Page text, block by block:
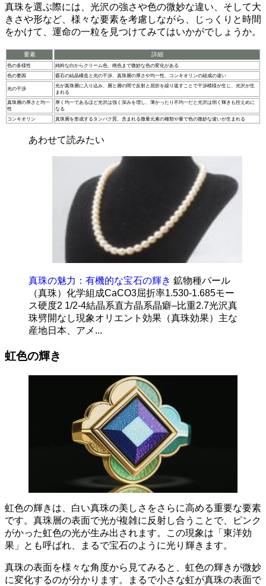
真珠を選ぶ際には、光沢の強さや色の微妙な違い、そして大
きさや形など、様々な要素を考慮しながら、じっくりと時間
をかけて、運命の一粒を見つけてみてはいかがでしょうか。
要素 詳細
色の多様性
純粋な白からクリーム色、桃色まで微妙な色の変化がある
色の要因
霰石の結晶構造と光の干渉、真珠層の厚さや均一性、コンキオリンの組成の違い
光の干渉
光が真珠層に入り込み、層と層の間で反射と屈折を繰り返すことで干渉模様が生じ、光沢が生
まれる
真珠層の厚さと均一
性
厚く均一であるほど光沢は強く深みを増し、薄かったり不均一だと光沢は弱く輝きも控えめに
なる
コンキオリン
真珠層を形成するタンパク質。含まれる微量元素の種類や量で色の微妙な違いが生まれる
あわせて読みたい
真珠の魅力：有機的な宝石の輝き 鉱物種パール
（真珠）化学組成CaCO3屈折率1.530-1.685モー
ス硬度2 1/2-4結晶系直方晶系晶癖–比重2.7光沢真
珠劈開なし現象オリエント効果（真珠効果）主な
産地日本、アメ...
虹色の輝き
虹色の輝きは、白い真珠の美しさをさらに高める重要な要素
です。 真珠層の表面で光が複雑に反射し合うことで、ピンク
がかった虹色の光が生み出されます。
この現象は「東洋効
果」とも呼ばれ、まるで宝石のように光り輝きます。
真珠の表面を様々な角度から見てみると、虹色の輝きが微妙
に変化するのが分かります。まるで小さな虹が真珠の表面で